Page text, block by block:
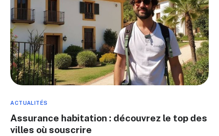
ACTUALITÉS
Assurance habitation : découvrez le top des
villes où souscrire